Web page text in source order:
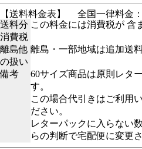
【送料料金表】
全国一律料金：
送料分
消費税
この料金には消費税が 含
離島他
の扱い
離島・一部地域は追加送
備考
60サイズ商品は原則レタ
す。
この場合代引きはご利用
ださい。
レターパックに入らない
らの判断で宅配便に変更